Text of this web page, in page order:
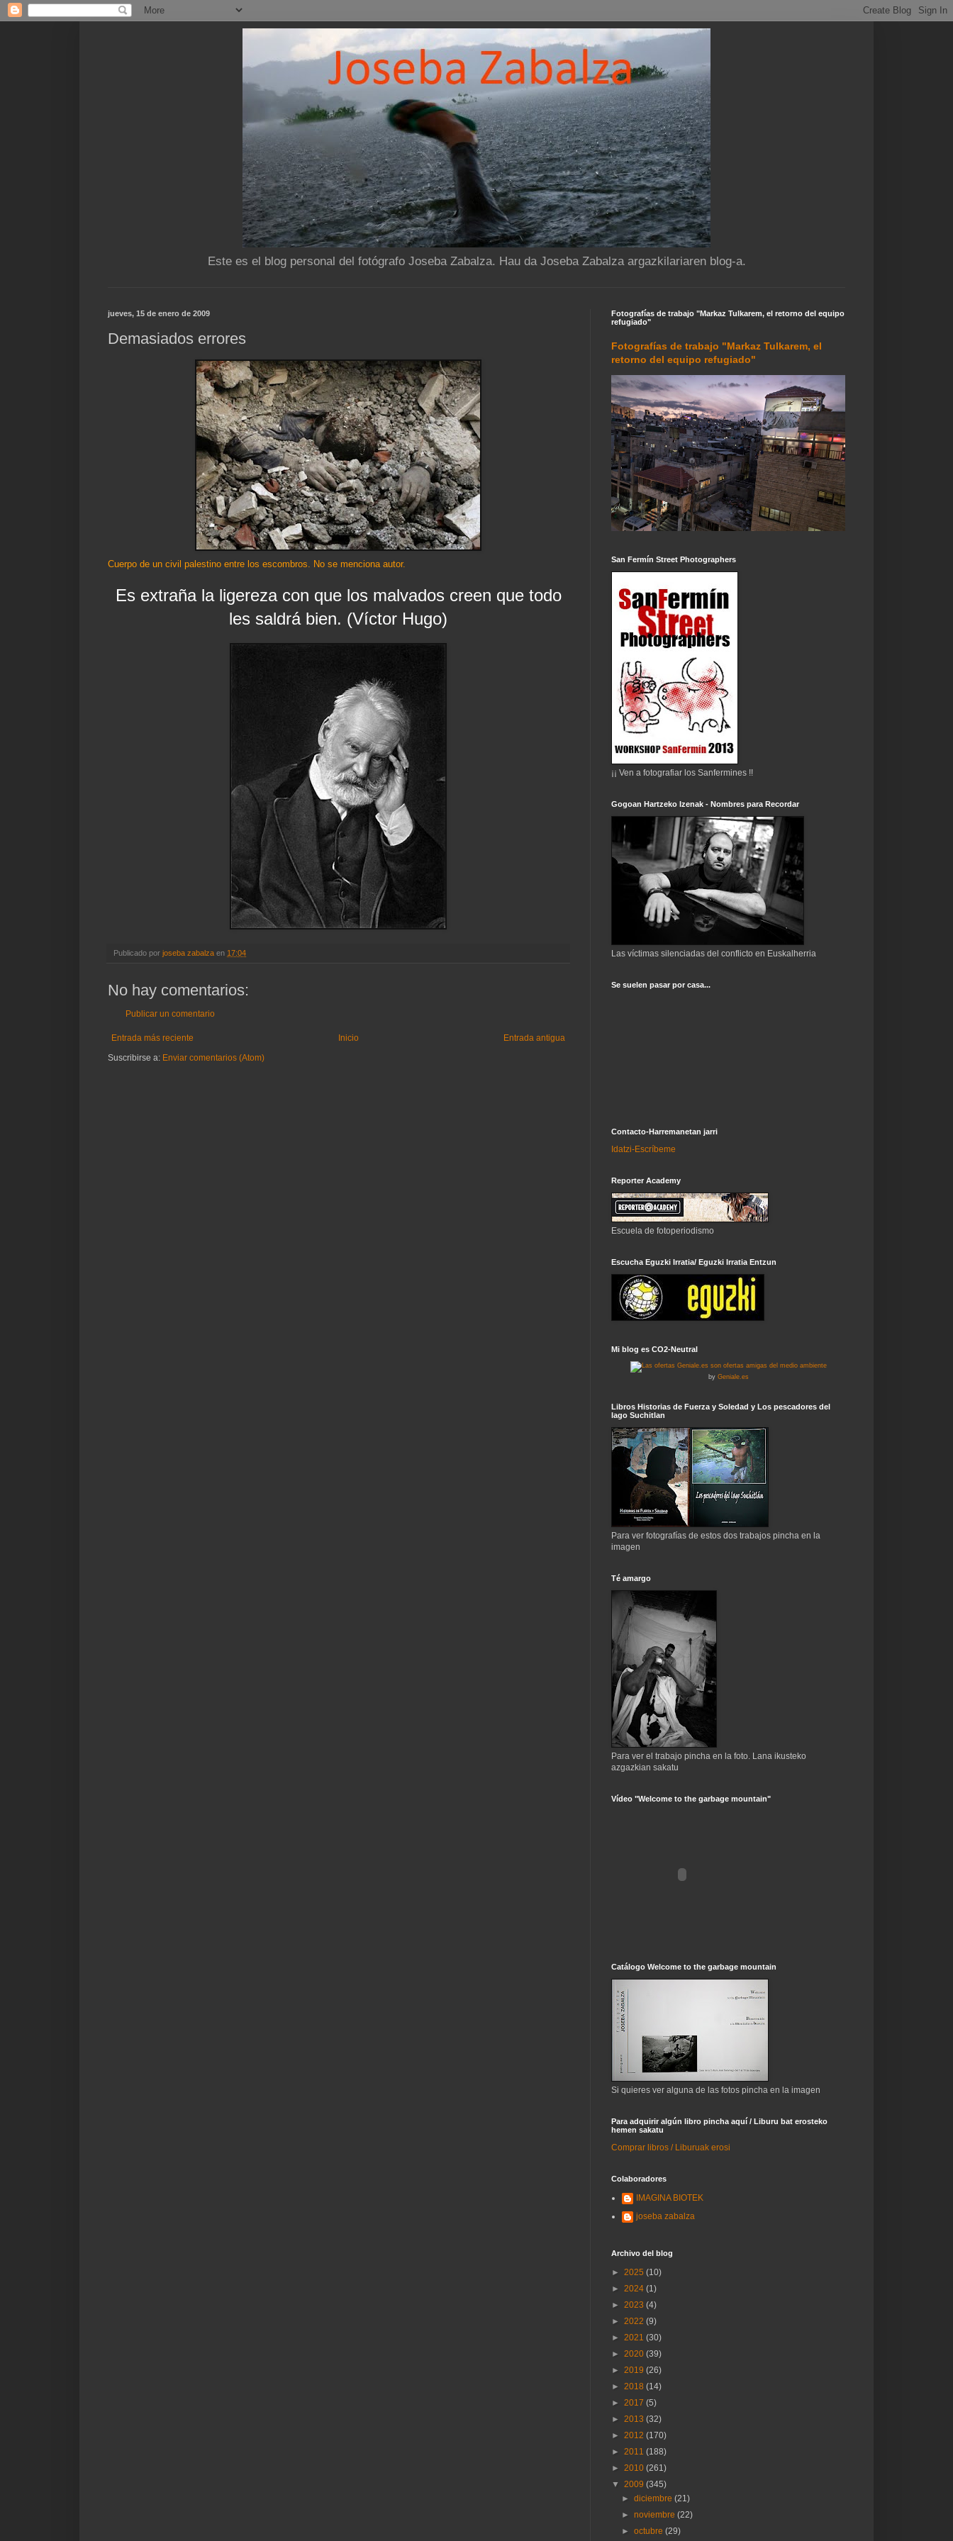
Este es el blog personal del fotógrafo Joseba Zabalza. Hau da Joseba Zabalza argazkilariaren blog-a.
jueves, 15 de enero de 2009
Demasiados errores
Cuerpo de un civil palestino entre los escombros. No se menciona autor.
Es extraña la ligereza con que los malvados creen que todo
les saldrá bien. (Víctor Hugo)
Publicado por joseba zabalza en 17:04
No hay comentarios:
Publicar un comentario
Entrada más reciente Entrada antigua
Inicio
Suscribirse a: Enviar comentarios (Atom)
Fotografías de trabajo "Markaz Tulkarem, el retorno del equipo
refugiado"
Fotografías de trabajo "Markaz Tulkarem, el
retorno del equipo refugiado"
San Fermín Street Photographers
¡¡ Ven a fotografiar los Sanfermines !!
Gogoan Hartzeko Izenak - Nombres para Recordar
Las víctimas silenciadas del conflicto en Euskalherria
Se suelen pasar por casa...
Contacto-Harremanetan jarri
Idatzi-Escríbeme
Reporter Academy
Escuela de fotoperiodismo
Escucha Eguzki Irratia/ Eguzki Irratia Entzun
Mi blog es CO2-Neutral
by Geniale.es
Libros Historias de Fuerza y Soledad y Los pescadores del
lago Suchitlan
Para ver fotografías de estos dos trabajos pincha en la
imagen
Té amargo
Para ver el trabajo pincha en la foto. Lana ikusteko
azgazkian sakatu
Vídeo "Welcome to the garbage mountain"
Catálogo Welcome to the garbage mountain
Si quieres ver alguna de las fotos pincha en la imagen
Para adquirir algún libro pincha aquí / Liburu bat erosteko
hemen sakatu
Comprar libros / Liburuak erosi
Colaboradores
IMAGINA BIOTEK
joseba zabalza
Archivo del blog
► 2025 (10)
► 2024 (1)
► 2023 (4)
► 2022 (9)
► 2021 (30)
► 2020 (39)
► 2019 (26)
► 2018 (14)
► 2017 (5)
► 2013 (32)
► 2012 (170)
► 2011 (188)
► 2010 (261)
▼ 2009 (345)
►diciembre(21)
►noviembre(22)
►octubre(29)